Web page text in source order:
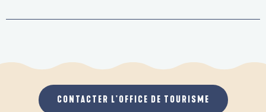
CONTACTER L'OFFICE DE TOURISME